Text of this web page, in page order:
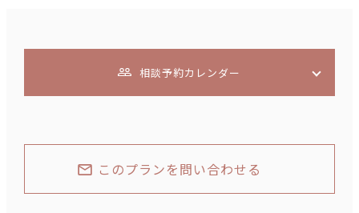
相談予約カレンダー
このプランを問い合わせる